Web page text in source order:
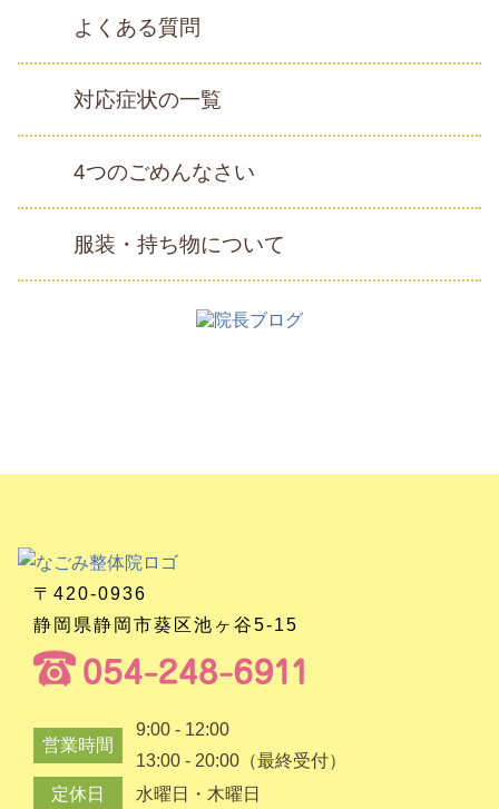
よくある質問
対応症状の一覧
4つのごめんなさい
服装・持ち物について
〒420-0936
静岡県静岡市葵区池ヶ谷5-15
営業時間
9:00 - 12:00
13:00 - 20:00（最終受付）
定休日
水曜日・木曜日